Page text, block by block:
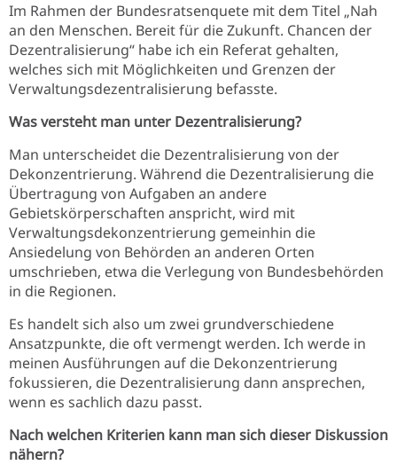
Im Rahmen der Bundesratsenquete mit dem Titel „Nah
an den Menschen. Bereit für die Zukunft. Chancen der
Dezentralisierung“ habe ich ein Referat gehalten,
welches sich mit Möglichkeiten und Grenzen der
Verwaltungsdezentralisierung befasste.
Wasversteht man unter Dezentralisierung?
Man unterscheidet die Dezentralisierung von der
Dekonzentrierung. Während die Dezentralisierung die
Übertragung von Aufgaben an andere
Gebietskörperschaften anspricht, wird mit
Verwaltungsdekonzentrierung gemeinhin die
Ansiedelung von Behörden an anderen Orten
umschrieben, etwa die Verlegung von Bundesbehörden
in die Regionen.
Es handelt sich also um zwei grundverschiedene
Ansatzpunkte, die oft vermengt werden. Ich werde in
meinen Ausführungen auf die Dekonzentrierung
fokussieren, die Dezentralisierung dann ansprechen,
wenn es sachlich dazu passt.
Nach welchen Kriterien kann man sich dieser Diskussion
nähern?